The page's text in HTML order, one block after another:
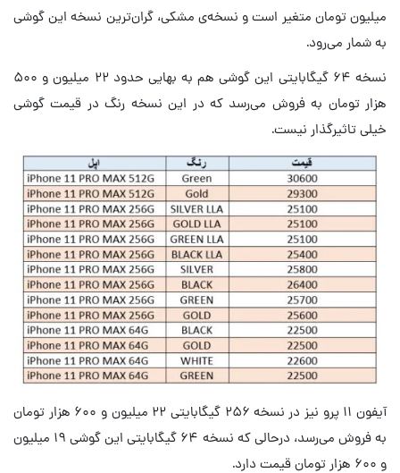
میلیون تومان متغیر است و نسخه‌ی مشکی، گران‌ترین نسخه‌ این گوشی
به شمار می‌رود.
نسخه ۶۴ گیگابایتی این گوشی هم به بهایی حدود ۲۲ میلیون و ۵۰۰
هزار تومان به فروش می‌رسد که در این نسخه رنگ در قیمت گوشی
خیلی تاثیرگذار نیست.
آیفون ۱۱ پرو نیز در نسخه ۲۵۶ گیگابایتی ۲۲ میلیون و ۶۰۰ هزار تومان
به فروش می‌رسد، درحالی که نسخه ۶۴ گیگابایتی این گوشی ۱۹ میلیون
و ۶۰۰ هزار تومان قیمت دارد.